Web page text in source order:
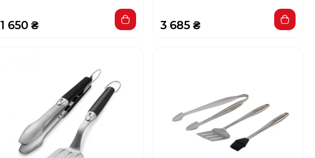
1 650 ₴ 3 685 ₴